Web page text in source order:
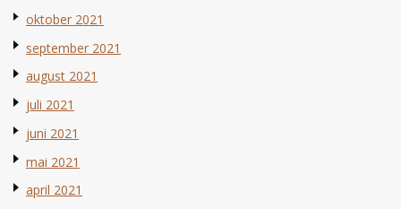
oktober 2021
september 2021
august 2021
juli 2021
juni 2021
mai 2021
april 2021